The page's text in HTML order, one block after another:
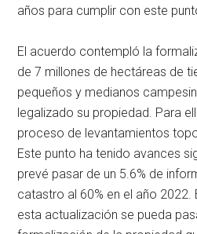
años para cumplir con este
El acuerdo contempló la
de 7 millones de hectáreas de
pequeños y medianos
legalizado su propiedad. Para
proceso de levantamientos
Este punto ha tenido avances
prevé pasar de un 5.6% de
catastro al 60% en el año 2022.
esta actualización se pueda